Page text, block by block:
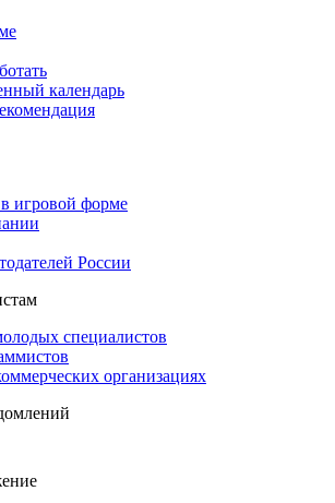
календарь
игровой форме
России
специалистов
организациях